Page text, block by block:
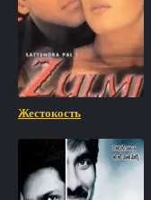
Жестокость